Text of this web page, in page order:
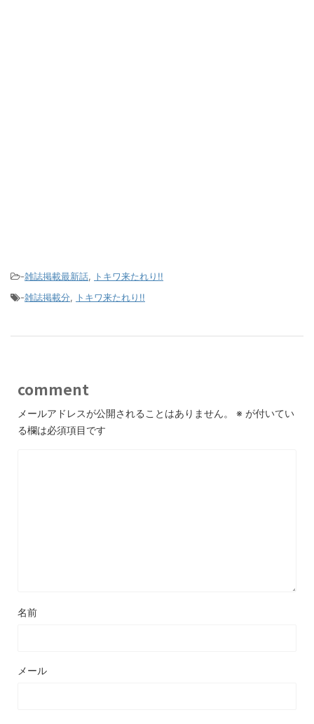
-雑誌掲載最新話, トキワ来たれり!!
-雑誌掲載分, トキワ来たれり!!
comment
メールアドレスが公開されることはありません。 ※ が付いてい
る欄は必須項目です
名前
メール